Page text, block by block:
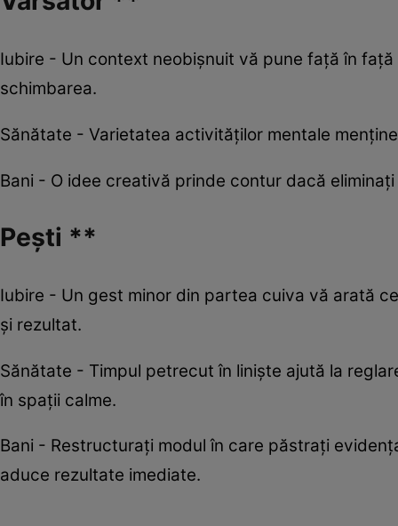
Iubire - Un context neobișnuit vă pune față în
schimbarea.
Sănătate - Varietatea activităților mentale
Bani - O idee creativă prinde contur dacă
Pești **
Iubire - Un gest minor din partea cuiva vă arată
și rezultat.
Sănătate - Timpul petrecut în liniște ajută la
în spații calme.
Bani - Restructurați modul în care păstrați
aduce rezultate imediate.